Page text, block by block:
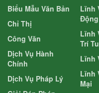
Biểu Mẫu Văn Bản
Chỉ Thị
Công Văn
Dịch Vụ Hành
Chính
Dịch Vụ Pháp Lý
Lĩnh
Động
Lĩnh
Trí
Lĩnh
Lĩnh
Mại